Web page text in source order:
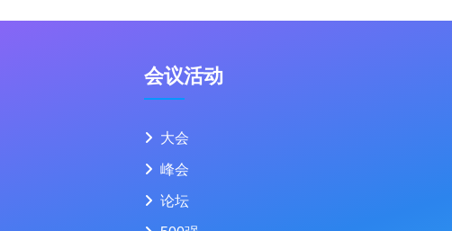
会议活动
大会
峰会
论坛